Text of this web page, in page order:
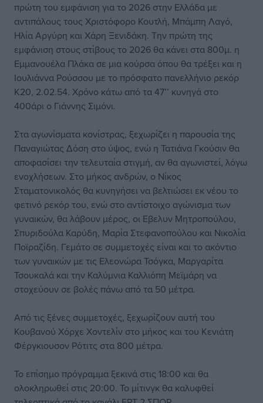
πρώτη του εμφάνιση για το 2026 στην Ελλάδα με
αντιπάλους τους Χριστόφορο Κουτλή, Μπάμπη Λαγό,
Ηλία Αργύρη και Χάρη Ξενιδάκη. Την πρώτη της
εμφάνιση στους στίβους το 2026 θα κάνει στα 800μ. η
Εμμανουέλα Πλάκα σε μια κούρσα όπου θα τρέξει και η
Ιουλιάννα Ρούσσου με το πρόσφατο πανελλήνιο ρεκόρ
Κ20, 2.02.54. Χρόνο κάτω από τα 47’’ κυνηγά στο
400άρι ο Γιάννης Σιμόνι.
Στα αγωνίσματα κονίστρας, ξεχωρίζει η παρουσία της
Παναγιώτας Δόση στο ύψος, ενώ η Τατιάνα Γκούσιν θα
αποφασίσει την τελευταία στιγμή, αν θα αγωνιστεί, λόγω
ενοχλήσεων. Στο μήκος ανδρών, ο Νίκος
Σταματονικολός θα κυνηγήσει να βελτιώσει εκ νέου το
φετινό ρεκόρ του, ενώ στο αντίστοιχο αγώνισμα των
γυναικών, θα λάβουν μέρος, οι Εβελυν Μητροπούλου,
Σπυριδούλα Καρύδη, Μαρία Στεφανοπούλου και Νικολία
Ποϊραζίδη. Γεμάτο σε συμμετοχές είναι και το ακόντιο
των γυναικών με τις Ελεονώρα Τσόγκα, Μαργαρίτα
Τσουκαλά και την Καλύμνια Καλλιόπη Μεϊμάρη να
στοχεύουν σε βολές πάνω από τα 50 μέτρα.
Από τις ξένες συμμετοχές, ξεχωρίζουν αυτή του
Κουβανού Χόρχε Χοντελίν στο μήκος και του Κενιάτη
Φέργκιουσον Ρότιτς στα 800 μέτρα.
Το επίσημο πρόγραμμα ξεκινά στις 18:00 και θα
ολοκληρωθεί στις 20:00. Το μίτινγκ θα καλυφθεί